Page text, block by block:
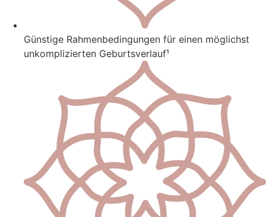
Günstige Rahmenbedingungen für einen möglichst
unkomplizierten Geburtsverlauf¹